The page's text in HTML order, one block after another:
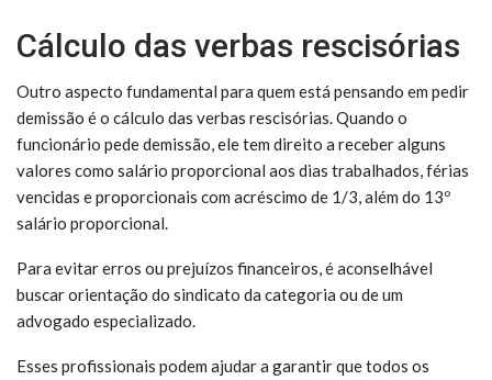
Cálculo das verbas rescisórias
Outro aspecto fundamental para quem está pensando em pedir
demissão é o cálculo das verbas rescisórias. Quando o
funcionário pede demissão, ele tem direito a receber alguns
valores como salário proporcional aos dias trabalhados, férias
vencidas e proporcionais com acréscimo de 1/3, além do 13º
salário proporcional.
Para evitar erros ou prejuízos financeiros, é aconselhável
buscar orientação do sindicato da categoria ou de um
advogado especializado.
Esses profissionais podem ajudar a garantir que todos os